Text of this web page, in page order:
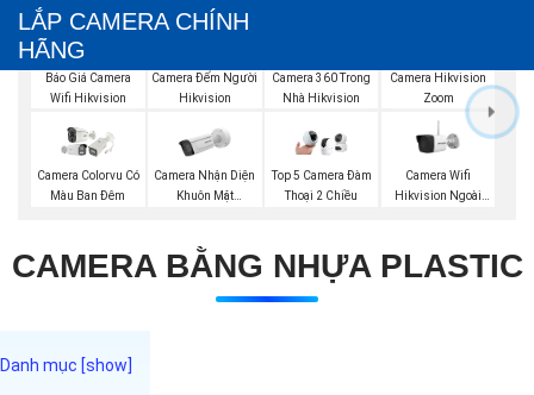
LẮP CAMERA CHÍNH
HÃNG
Báo Giá Camera
Wifi Hikvision
Camera Đếm Người
Hikvision
Camera 360 Trong
Nhà Hikvision
Camera Hikvision
Zoom
Camera Colorvu Có
Màu Ban Đêm
Camera Nhận Diện
Khuôn Mặt
Top 5 Camera Đàm
Thoại 2 Chiều
Camera Wifi
Hikvision Ngoài
CAMERA BẰNG NHỰA PLASTIC